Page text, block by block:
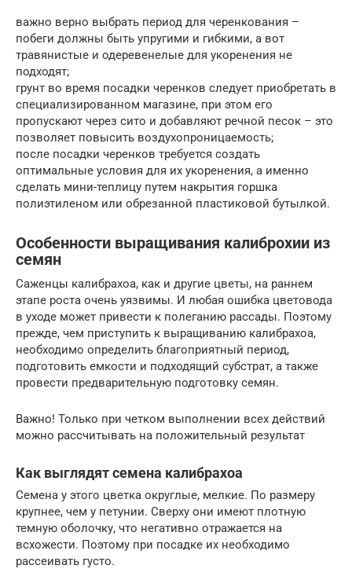
важно верно выбрать период для черенкования –
побеги должны быть упругими и гибкими, а вот
травянистые и одеревенелые для укоренения не
подходят;
грунт во время посадки черенков следует приобретать в
специализированном магазине, при этом его
пропускают через сито и добавляют речной песок – это
позволяет повысить воздухопроницаемость;
после посадки черенков требуется создать
оптимальные условия для их укоренения, а именно
сделать мини-теплицу путем накрытия горшка
полиэтиленом или обрезанной пластиковой бутылкой.
Особенности выращивания калиброхии из
семян
Саженцы калибрахоа, как и другие цветы, на раннем
этапе роста очень уязвимы. И любая ошибка цветовода
в уходе может привести к полеганию рассады. Поэтому
прежде, чем приступить к выращиванию калибрахоа,
необходимо определить благоприятный период,
подготовить емкости и подходящий субстрат, а также
провести предварительную подготовку семян.
Важно! Только при четком выполнении всех действий
можно рассчитывать на положительный результат
Как выглядят семена калибрахоа
Семена у этого цветка округлые, мелкие. По размеру
крупнее, чем у петунии. Сверху они имеют плотную
темную оболочку, что негативно отражается на
всхожести. Поэтому при посадке их необходимо
рассеивать густо.